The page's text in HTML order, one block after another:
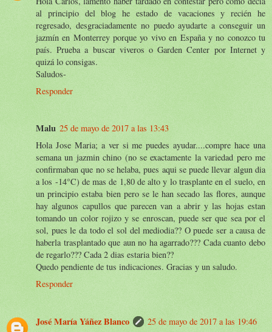
al principio del blog he estado de vacaciones y recién he
regresado, desgraciadamente no puedo ayudarte a conseguir un
jazmín en Monterrey porque yo vivo en España y no conozco tu
país. Prueba a buscar viveros o Garden Center por Internet y
quizá lo consigas.
Saludos-
Responder
Malu 25 de mayo de 2017 a las 13:43
Hola Jose Maria; a ver si me puedes ayudar....compre hace una
semana un jazmin chino (no se exactamente la variedad pero me
confirmaban que no se helaba, pues aqui se puede llevar algun dia
a los -14°C) de mas de 1,80 de alto y lo trasplante en el suelo, en
un principio estaba bien pero se le han secado las flores, aunque
hay algunos capullos que parecen van a abrir y las hojas estan
tomando un color rojizo y se enroscan, puede ser que sea por el
sol, pues le da todo el sol del mediodia?? O puede ser a causa de
haberla trasplantado que aun no ha agarrado??? Cada cuanto debo
de regarlo??? Cada 2 dias estaria bien??
Quedo pendiente de tus indicaciones. Gracias y un saludo.
Responder
José María Yáñez Blanco
25 de mayo de 2017 a las 19:46